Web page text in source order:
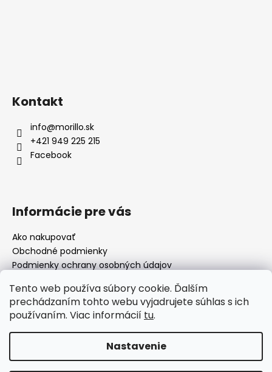
Tento web používa súbory cookie. Ďalším
prechádzaním tohto webu vyjadrujete súhlas s ich
používaním. Viac informácií tu.
Nastavenie
Kontakt
info@morillo.sk
+421 949 225 215
Facebook
Informácie pre vás
Ako nakupovať
Obchodné podmienky
Podmienky ochrany osobných údajov